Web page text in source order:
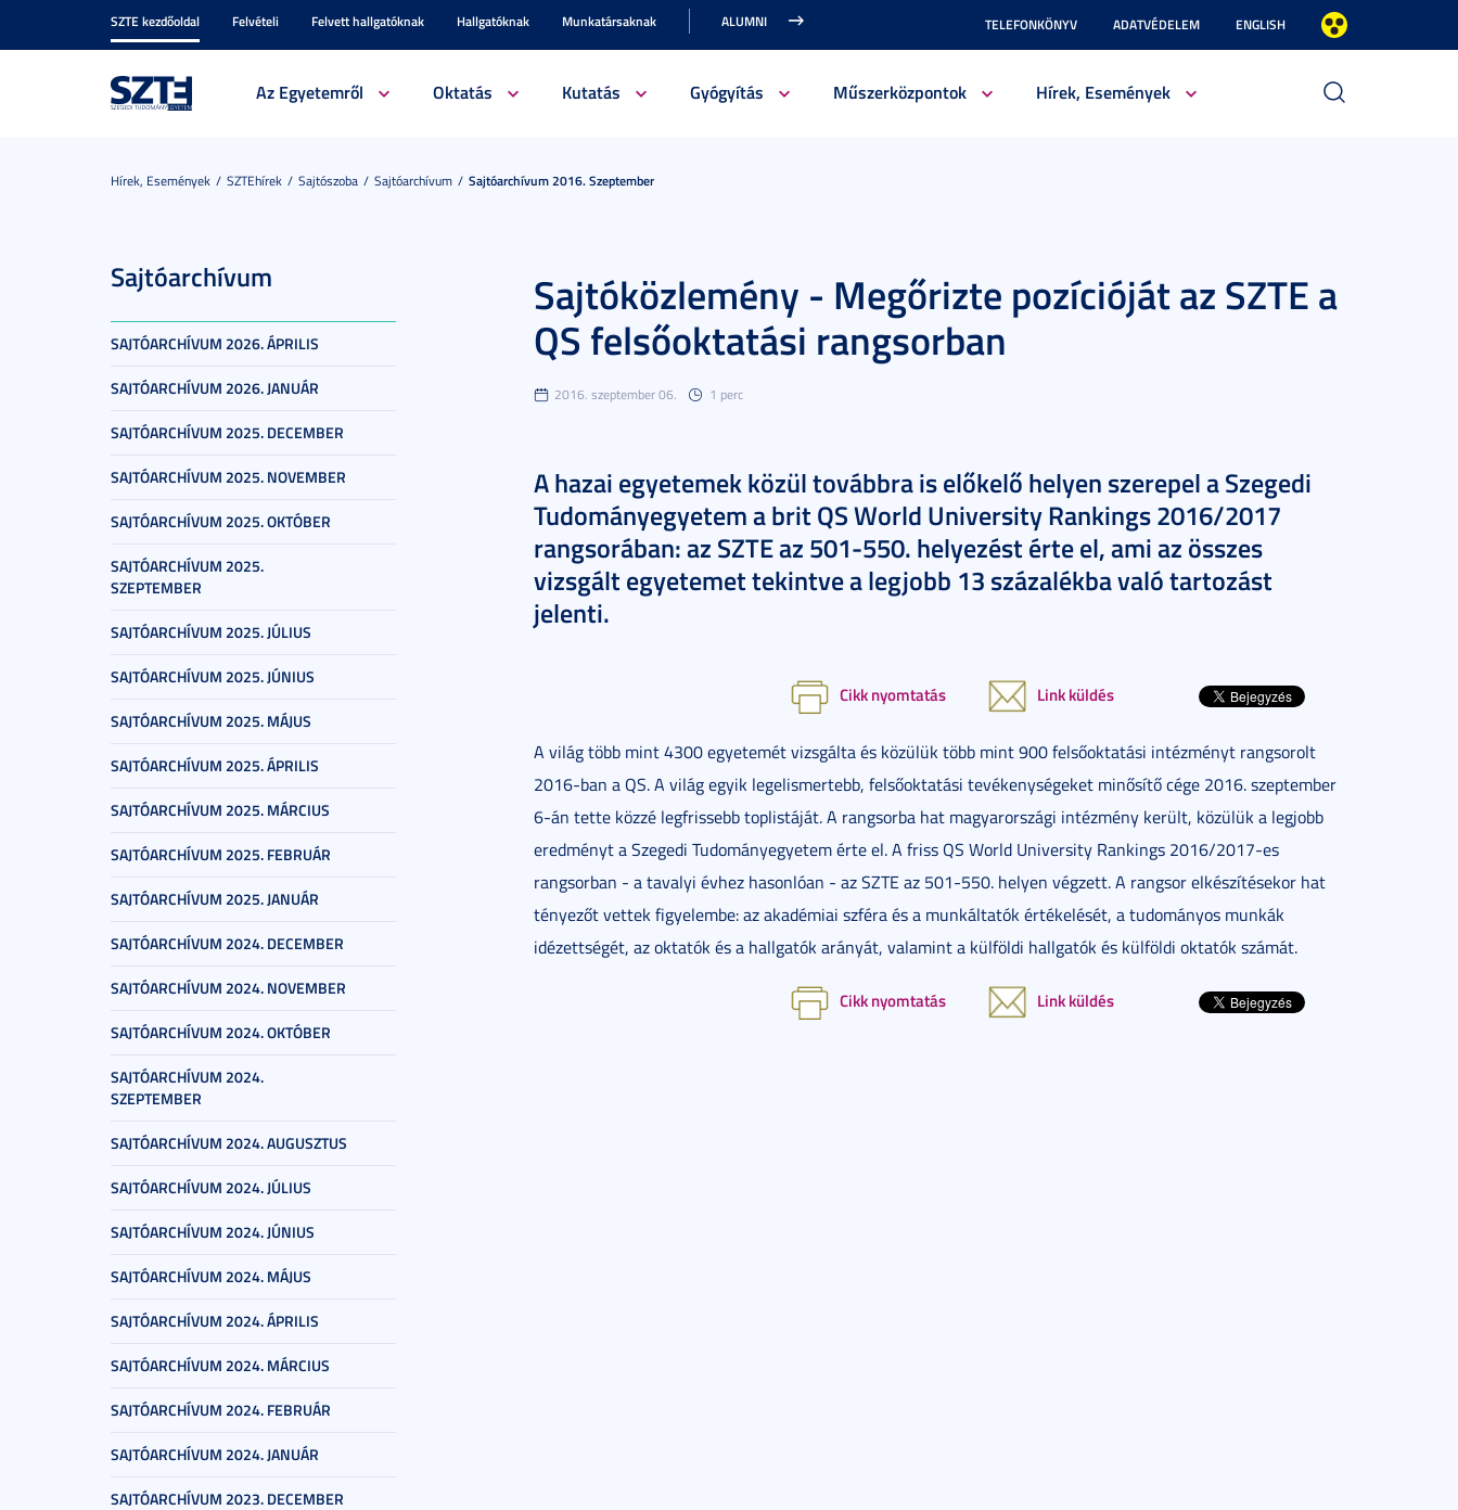
SZTE kezdőoldal Felvételi Felvett hallgatóknak Hallgatóknak Munkatársaknak ALUMNI TELEFONKÖNYV ADATVÉDELEM ENGLISH
Az Egyetemről Oktatás Kutatás Gyógyítás Műszerközpontok Hírek, Események
Hírek, Események SZTEhírek Sajtószoba Sajtóarchívum Sajtóarchívum 2016. Szeptember
Sajtóarchívum
SAJTÓARCHÍVUM 2026. ÁPRILIS
SAJTÓARCHÍVUM 2026. JANUÁR
SAJTÓARCHÍVUM 2025. DECEMBER
SAJTÓARCHÍVUM 2025. NOVEMBER
SAJTÓARCHÍVUM 2025. OKTÓBER
SAJTÓARCHÍVUM 2025.
SZEPTEMBER
SAJTÓARCHÍVUM 2025. JÚLIUS
SAJTÓARCHÍVUM 2025. JÚNIUS
SAJTÓARCHÍVUM 2025. MÁJUS
SAJTÓARCHÍVUM 2025. ÁPRILIS
SAJTÓARCHÍVUM 2025. MÁRCIUS
SAJTÓARCHÍVUM 2025. FEBRUÁR
SAJTÓARCHÍVUM 2025. JANUÁR
SAJTÓARCHÍVUM 2024. DECEMBER
SAJTÓARCHÍVUM 2024. NOVEMBER
SAJTÓARCHÍVUM 2024. OKTÓBER
SAJTÓARCHÍVUM 2024.
SZEPTEMBER
SAJTÓARCHÍVUM 2024. AUGUSZTUS
SAJTÓARCHÍVUM 2024. JÚLIUS
SAJTÓARCHÍVUM 2024. JÚNIUS
SAJTÓARCHÍVUM 2024. MÁJUS
SAJTÓARCHÍVUM 2024. ÁPRILIS
SAJTÓARCHÍVUM 2024. MÁRCIUS
SAJTÓARCHÍVUM 2024. FEBRUÁR
SAJTÓARCHÍVUM 2024. JANUÁR
SAJTÓARCHÍVUM 2023. DECEMBER
Sajtóközlemény - Megőrizte pozícióját az SZTE a
QS felsőoktatási rangsorban
2016. szeptember 06. 1 perc
A hazai egyetemek közül továbbra is előkelő helyen szerepel a Szegedi
Tudományegyetem a brit QS World University Rankings 2016/2017
rangsorában: az SZTE az 501-550. helyezést érte el, ami az összes
vizsgált egyetemet tekintve a legjobb 13 százalékba való tartozást
jelenti.
Cikk nyomtatás Link küldés
A világ több mint 4300 egyetemét vizsgálta és közülük több mint 900 felsőoktatási intézményt rangsorolt
2016-ban a QS. A világ egyik legelismertebb, felsőoktatási tevékenységeket minősítő cége 2016. szeptember
6-án tette közzé legfrissebb toplistáját. A rangsorba hat magyarországi intézmény került, közülük a legjobb
eredményt a Szegedi Tudományegyetem érte el. A friss QS World University Rankings 2016/2017-es
rangsorban - a tavalyi évhez hasonlóan - az SZTE az 501-550. helyen végzett. A rangsor elkészítésekor hat
tényezőt vettek figyelembe: az akadémiai szféra és a munkáltatók értékelését, a tudományos munkák
idézettségét, az oktatók és a hallgatók arányát, valamint a külföldi hallgatók és külföldi oktatók számát.
Cikk nyomtatás Link küldés